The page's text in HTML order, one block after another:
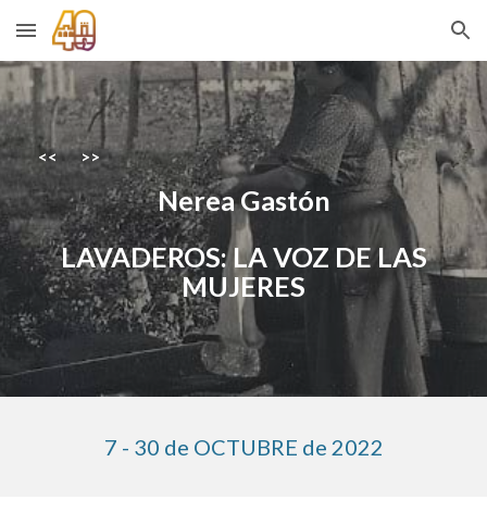
Skip to main content Skip to navigation
<< >>
Nerea Gastón
LAVADEROS: LA VOZ DE LAS
MUJERES
7 - 30 de OCTUBRE de 2022